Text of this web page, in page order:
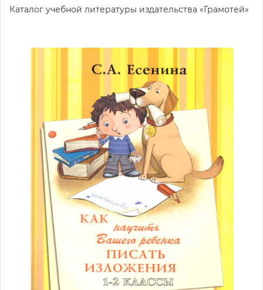
Каталог учебной литературы издательства «Грамотей»